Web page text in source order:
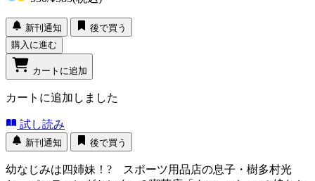
新刊通知
後で買う
購入に進む
カートに追加
カートに追加しました
試し読み
新刊通知 後で買う
幼なじみは四姉妹！? スポーツ用品店の息子・樹多村光